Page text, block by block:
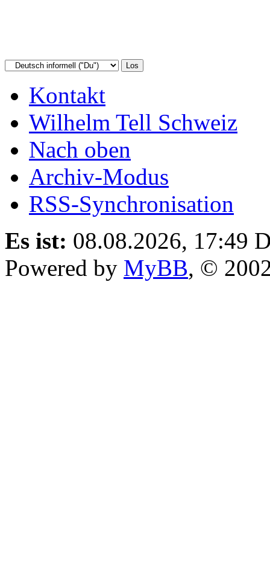
Kontakt
Wilhelm Tell Schweiz
Nach oben
Archiv-Modus
RSS-Synchronisation
Es ist: 08.08.2026, 17:49
Powered by MyBB, ©